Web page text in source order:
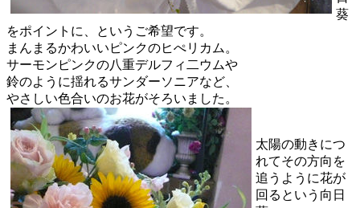
葵
をポイントに、というご希望です。
まんまるかわいいピンクのヒぺリカム。
サーモンピンクの八重デルフィ二ウムや
鈴のように揺れるサンダーソニアなど、
やさしい色合いのお花がそろいました。
太陽の動きにつ
れてその方向を
追うように花が
回るという向日